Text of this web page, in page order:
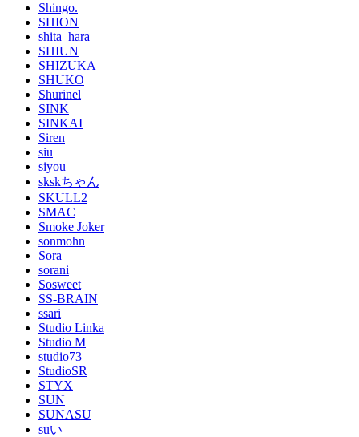
Shingo.
SHION
shita_hara
SHIUN
SHIZUKA
SHUKO
Shurinel
SINK
SINKAI
Siren
siu
siyou
skskちゃん
SKULL2
SMAC
Smoke Joker
sonmohn
Sora
sorani
Sosweet
SS-BRAIN
ssari
Studio Linka
Studio M
studio73
StudioSR
STYX
SUN
SUNASU
suい